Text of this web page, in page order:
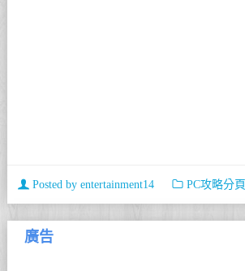
Posted by entertainment14 PC攻略分頁
廣告